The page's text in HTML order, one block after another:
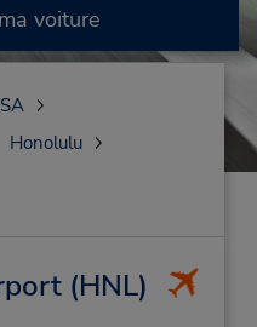
voiture
Honolulu
(HNL)